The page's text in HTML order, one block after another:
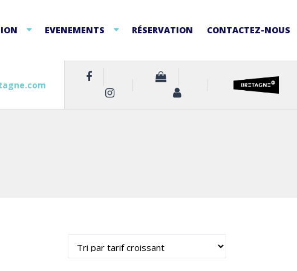
EVENEMENTS RÉSERVATION CONTACTEZ-NOUS